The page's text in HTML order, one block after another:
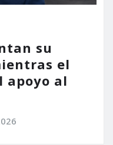
su
el
apoyo al